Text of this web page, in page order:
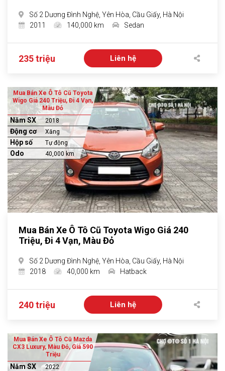
Số 2 Dương Đình Nghệ, Yên Hòa, Cầu Giấy, Hà Nội
2011
140,000 km Sedan
235 triệu Liên hệ
Mua Bán Xe Ô Tô Cũ Toyota
Wigo Giá 240 Triệu, Đi 4 Vạn,
Màu Đỏ
Năm SX 2018
Động cơ Xăng
Hộp số Tự động
Odo 40,000 km
Mua Bán Xe Ô Tô Cũ Toyota Wigo Giá 240
Triệu, Đi 4 Vạn, Màu Đỏ
Số 2 Dương Đình Nghệ, Yên Hòa, Cầu Giấy, Hà Nội
2018
40,000 km Hatback
240 triệu Liên hệ
Mua Bán Xe Ô Tô Cũ Mazda
CX3 Luxury, Màu Đỏ, Giá 590
Triệu
Năm SX 2022